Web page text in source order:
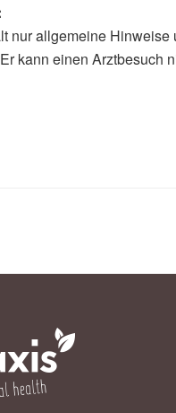
Neue Phase mit weiteren
Ministerium
nur allgemeine
kann einen Arztbesuch